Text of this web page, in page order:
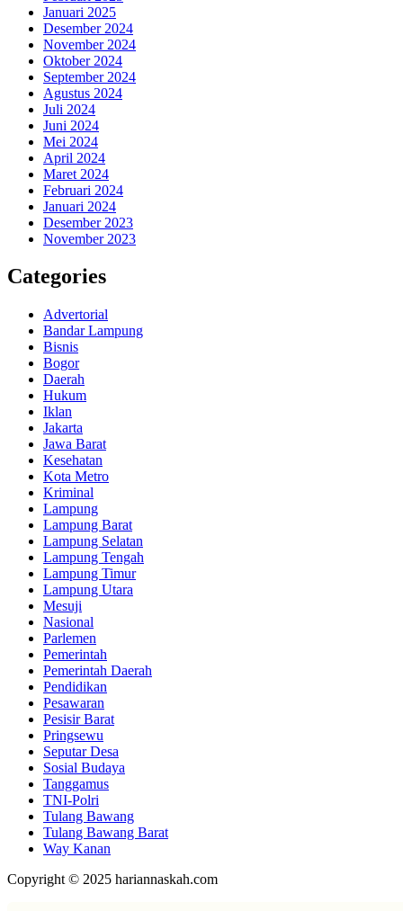
Januari 2025
Desember 2024
November 2024
Oktober 2024
September 2024
Agustus 2024
Juli 2024
Juni 2024
Mei 2024
April 2024
Maret 2024
Februari 2024
Januari 2024
Desember 2023
November 2023
Categories
Advertorial
Bandar Lampung
Bisnis
Bogor
Daerah
Hukum
Iklan
Jakarta
Jawa Barat
Kesehatan
Kota Metro
Kriminal
Lampung
Lampung Barat
Lampung Selatan
Lampung Tengah
Lampung Timur
Lampung Utara
Mesuji
Nasional
Parlemen
Pemerintah
Pemerintah Daerah
Pendidikan
Pesawaran
Pesisir Barat
Pringsewu
Seputar Desa
Sosial Budaya
Tanggamus
TNI-Polri
Tulang Bawang
Tulang Bawang Barat
Way Kanan
Copyright © 2025 hariannaskah.com